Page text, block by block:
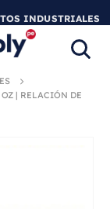
INDUSTRIALES
| RELACIÓN DE